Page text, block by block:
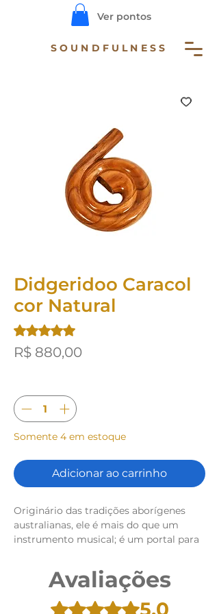
SOUNDFULNESS
Ver pontos
Didgeridoo Caracol
cor Natural
A classificação é 5.0 de 5 estrelas com
R$ 880,00Preço
Somente 4 em estoque
Adicionar ao carrinho
Originário das tradições aborígenes
australianas, ele é mais do que um
instrumento musical; é um portal para
Ao escutar as ressonâncias únicas do
didgeridoo, somos transportados para
um lugar onde a música é uma
Avaliações
Rated 5 out of 5 stars.5.0